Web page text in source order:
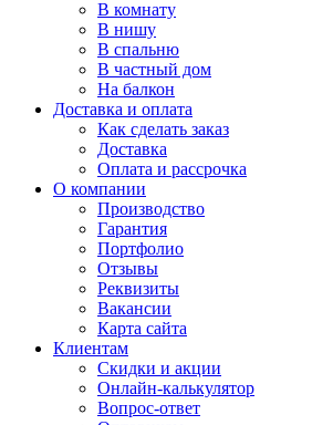
В комнату
В нишу
В спальню
В частный дом
На балкон
Доставка и оплата
Как сделать заказ
Доставка
Оплата и рассрочка
О компании
Производство
Гарантия
Портфолио
Отзывы
Реквизиты
Вакансии
Карта сайта
Клиентам
Скидки и акции
Онлайн-калькулятор
Вопрос-ответ